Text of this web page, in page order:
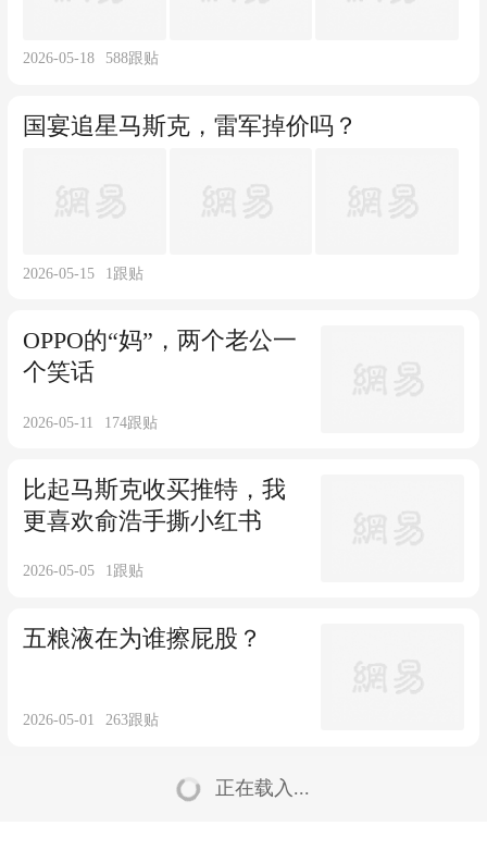
2026-05-18 588跟贴
国宴追星马斯克，雷军掉价吗？
2026-05-15 1跟贴
OPPO的“妈”，两个老公一
个笑话​
2026-05-11 174跟贴
比起马斯克收买推特，我
更喜欢俞浩手撕小红书
2026-05-05 1跟贴
五粮液在为谁擦屁股？
2026-05-01 263跟贴
正在载入...